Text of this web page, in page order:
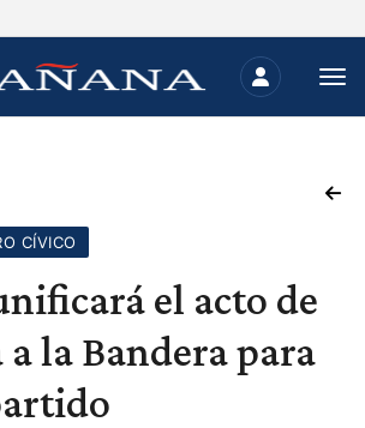
CÍVICO
el acto de
a la Bandera para